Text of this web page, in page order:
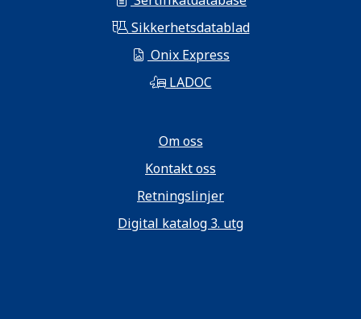
Sikkerhetsdatablad
Onix Express
LADOC
Om oss
Kontakt oss
Retningslinjer
Digital katalog 3. utg